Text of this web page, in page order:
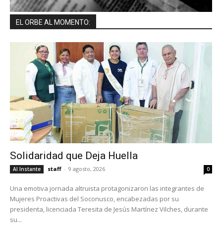
EL ORBE AL MOMENTO:
Solidaridad que Deja Huella
Al Instante staff - 9 agosto, 2026 0
Una emotiva jornada altruista protagonizaron las integrantes de
Mujeres Proactivas del Soconusco, encabezadas por su
presidenta, licenciada Teresita de Jesús Martínez Vilches, durante
su...